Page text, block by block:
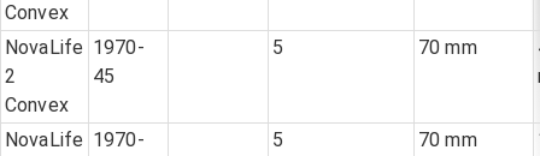
Convex
NovaLife
2
Convex
1970-
45
5 70 mm
NovaLife 1970-
5 70 mm